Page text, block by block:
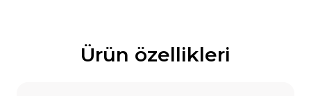
Ürün özellikleri